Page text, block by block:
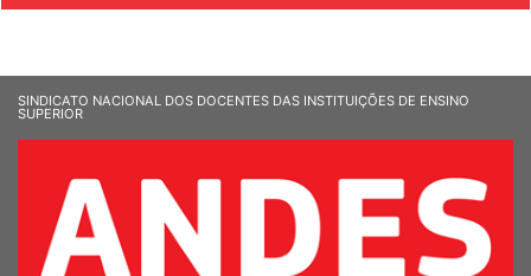
SINDICATO NACIONAL DOS DOCENTES DAS INSTITUIÇÕES DE ENSINO
SUPERIOR